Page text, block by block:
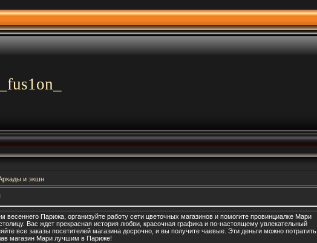
_fus1on_
и экшн
весеннего Парижа, организуйте работу сети цветочных магазинов и помогите провинциалке Мари
Вас ждет прекрасная история любви, красочная графика и по-настоящему увлекательный
все заказы посетителей магазина досрочно, и вы получите чаевые. Эти деньги можно потратить
магазин Мари лучшим в Париже!